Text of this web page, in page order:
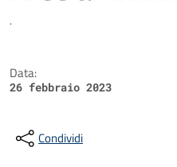
Dettagli della
.
Data:
26 febbraio 2023
Condividi